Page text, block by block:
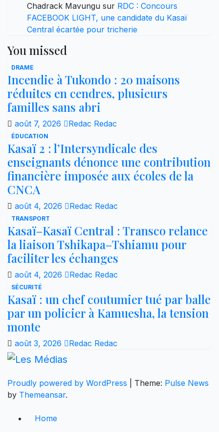
Chadrack Mavungu sur RDC : Concours
FACEBOOK LIGHT, une candidate du Kasaï
Central écartée pour tricherie
You missed
DRAME
Incendie à Tukondo : 20 maisons
réduites en cendres, plusieurs
familles sans abri
août 7, 2026 Redac Redac
ÉDUCATION
Kasaï 2 : l’Intersyndicale des
enseignants dénonce une contribution
financière imposée aux écoles de la
CNCA
août 4, 2026 Redac Redac
TRANSPORT
Kasaï–Kasaï Central : Transco relance
la liaison Tshikapa–Tshiamu pour
faciliter les échanges
août 4, 2026 Redac Redac
SÉCURITÉ
Kasaï : un chef coutumier tué par balle
par un policier à Kamuesha, la tension
monte
août 3, 2026 Redac Redac
Proudly powered by WordPress Theme: Pulse News
by Themeansar.
Home